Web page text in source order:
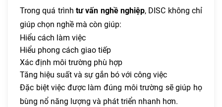
Trong quá trình tư vấn nghề nghiệp, DISC không chỉ
giúp chọn nghề mà còn giúp:
Hiểu cách làm việc
Hiểu phong cách giao tiếp
Xác định môi trường phù hợp
Tăng hiệu suất và sự gắn bó với công việc
Đặc biệt việc được làm đúng môi trường sẽ giúp họ
bùng nổ năng lượng và phát triển nhanh hơn.